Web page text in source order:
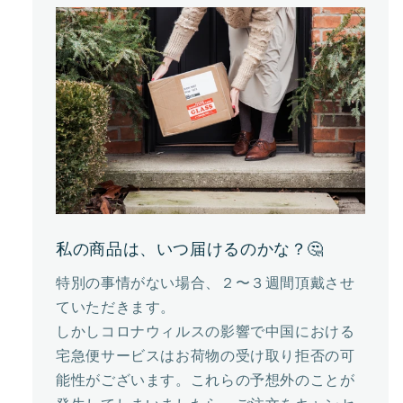
私の商品は、いつ届けるのかな？🤔
特別の事情がない場合、２〜３週間頂戴させ
ていただきます。
しかしコロナウィルスの影響で中国における
宅急便サービスはお荷物の受け取り拒否の可
能性がございます。これらの予想外のことが